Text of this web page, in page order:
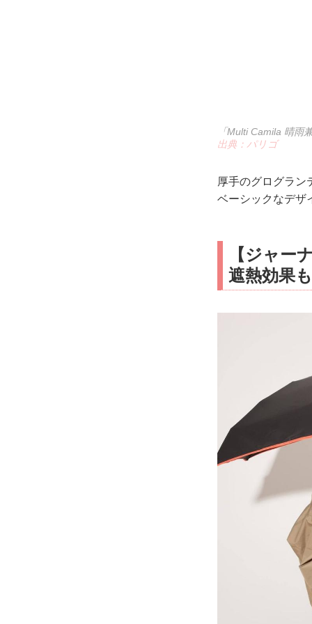
「Multi Camila 晴
出典：パリゴ
厚手のグログラン
ベーシックなデザ
【ジャー
遮熱効果